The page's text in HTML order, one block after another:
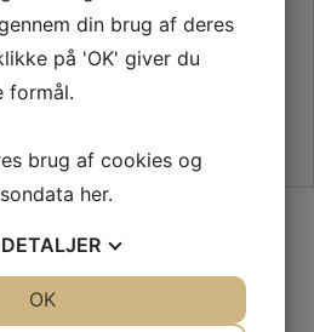
din brug af deres
på 'OK' giver du
formål.
brug af cookies og
her.
DETALJER
OK